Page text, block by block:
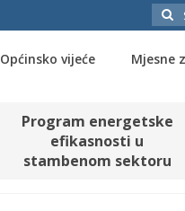
for:
Općinsko vijeće Mjesne
Program energetske
efikasnosti u
stambenom sektoru